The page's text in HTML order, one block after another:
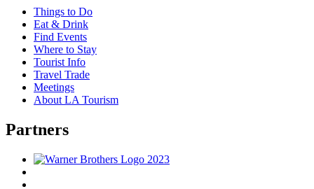
Things to Do
Eat & Drink
Find Events
Where to Stay
Tourist Info
Travel Trade
Meetings
About LA Tourism
Partners